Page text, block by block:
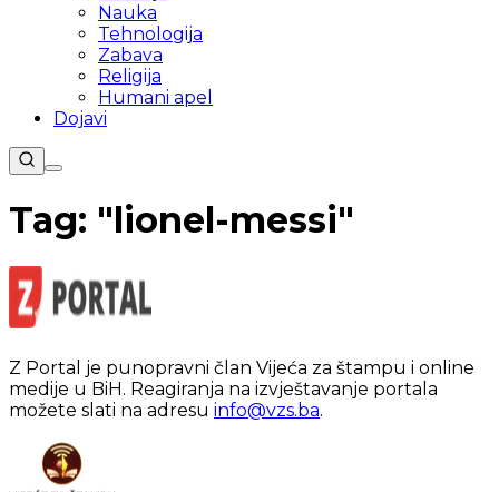
Nauka
Tehnologija
Zabava
Religija
Humani apel
Dojavi
Tag: "lionel-messi"
Z Portal je punopravni član Vijeća za štampu i online
medije u BiH. Reagiranja na izvještavanje portala
možete slati na adresu info@vzs.ba.